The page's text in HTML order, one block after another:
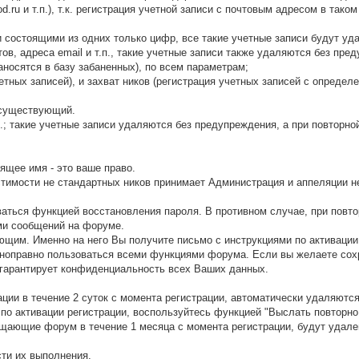
и т.п.), т.к. регистрация учетной записи с почтовым адресом в
из одних только цифр, все такие учетные записи будут
адреса email и т.п., такие учетные записи также удаляются без
в базу забаненных), по всем параметрам;
записей), и захват ников (регистрация учетных записей с
учетные записи удаляются без предупреждения, а при
имя - это ваше право.
не стандартных ников принимает Администрация и
функцией восстановления пароля. В противном случае, при
сообщений на форуме.
Именно на него Вы получите письмо с инструкциями по
пользоваться всеми функциями форума. Если вы желаете
конфиденциальность всех Ваших данных.
в течение 2 суток с момента регистрации, автоматически
активации регистрации, воспользуйтесь функцией "Выслать
форум в течение 1 месяца с момента регистрации, будут
их выполнения.